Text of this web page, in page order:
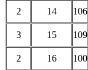
2 14 106
3 15 109
2 16 100